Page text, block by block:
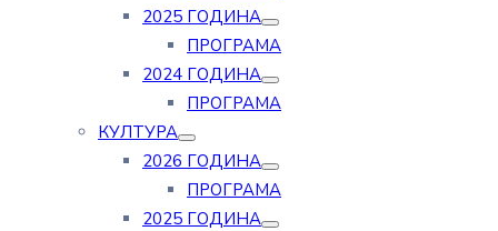
2025 ГОДИНА
ПРОГРАМА
2024 ГОДИНА
ПРОГРАМА
КУЛТУРА
2026 ГОДИНА
ПРОГРАМА
2025 ГОДИНА